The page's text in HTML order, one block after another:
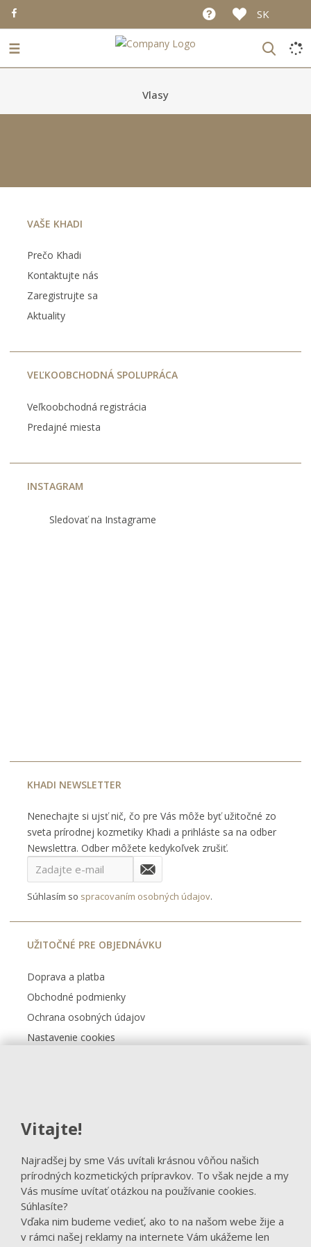
Vitajte!
Najradšej by sme Vás uvítali krásnou vôňou našich
prírodných kozmetických prípravkov. To však nejde a my
Vás musíme uvítať otázkou na používanie cookies.
Súhlasíte?
Vďaka nim budeme vedieť, ako to na našom webe žije a
v rámci našej reklamy na internete Vám ukážeme len
SK
☰
Vlasy
VAŠE KHADI
Prečo Khadi
Kontaktujte nás
Zaregistrujte sa
Aktuality
VEĽKOOBCHODNÁ SPOLUPRÁCA
Veľkoobchodná registrácia
Predajné miesta
INSTAGRAM
Sledovať na Instagrame
KHADI NEWSLETTER
Nenechajte si ujsť nič, čo pre Vás môže byť užitočné zo
sveta prírodnej kozmetiky Khadi a prihláste sa na odber
Newslettra. Odber môžete kedykoľvek zrušiť.
Súhlasím so spracovaním osobných údajov.
UŽITOČNÉ PRE OBJEDNÁVKU
Doprava a platba
Obchodné podmienky
Ochrana osobných údajov
Nastavenie cookies